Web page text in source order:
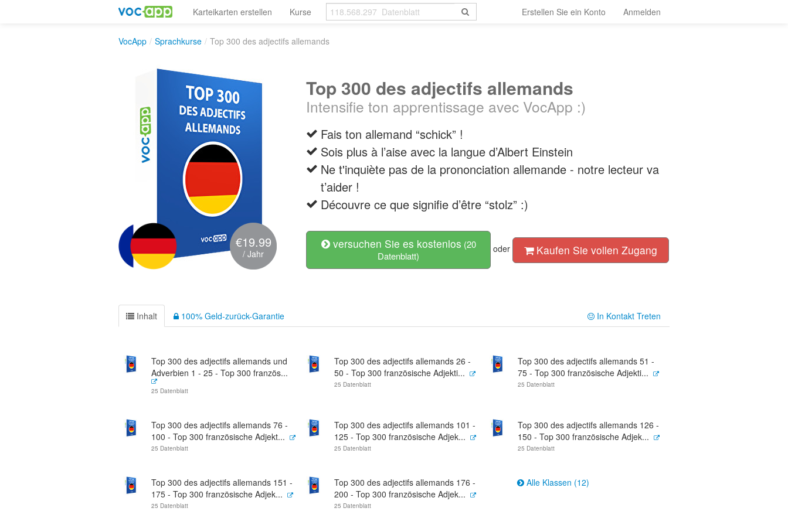
Karteikarten erstellen Kurse Erstellen Sie ein Konto Anmelden
VocApp / Sprachkurse / Top 300 des adjectifs allemands
€19.99
/ Jahr
Top 300 des adjectifs allemands
Intensifie ton apprentissage avec VocApp :)
Fais ton allemand “schick” !
Sois plus à l’aise avec la langue d’Albert Einstein
Ne t'inquiète pas de la prononciation allemande - notre lecteur va
t’aider !
Découvre ce que signifie d’être “stolz” :)
versuchen Sie es kostenlos (20
Datenblatt)
oder Kaufen Sie vollen Zugang
Inhalt 100% Geld-zurück-Garantie In Kontakt Treten
Top 300 des adjectifs allemands und
Adverbien 1 - 25 - Top 300 französ...
25 Datenblatt
Top 300 des adjectifs allemands 26 -
50 - Top 300 französische Adjekti...
25 Datenblatt
Top 300 des adjectifs allemands 51 -
75 - Top 300 französische Adjekti...
25 Datenblatt
Top 300 des adjectifs allemands 76 -
100 - Top 300 französische Adjekt...
25 Datenblatt
Top 300 des adjectifs allemands 101 -
125 - Top 300 französische Adjek...
25 Datenblatt
Top 300 des adjectifs allemands 126 -
150 - Top 300 französische Adjek...
25 Datenblatt
Top 300 des adjectifs allemands 151 -
175 - Top 300 französische Adjek...
25 Datenblatt
Top 300 des adjectifs allemands 176 -
200 - Top 300 französische Adjek...
25 Datenblatt
Alle Klassen (12)